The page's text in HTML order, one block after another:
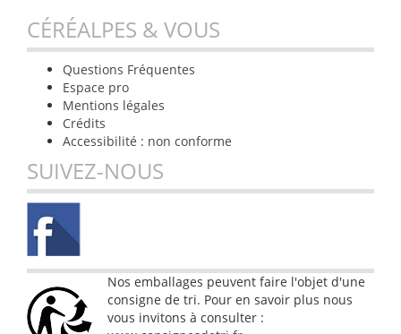
CÉRÉALPES & VOUS
Questions Fréquentes
Espace pro
Mentions légales
Crédits
Accessibilité : non conforme
SUIVEZ-NOUS
Nos emballages peuvent faire l'objet d'une
consigne de tri. Pour en savoir plus nous
vous invitons à consulter :